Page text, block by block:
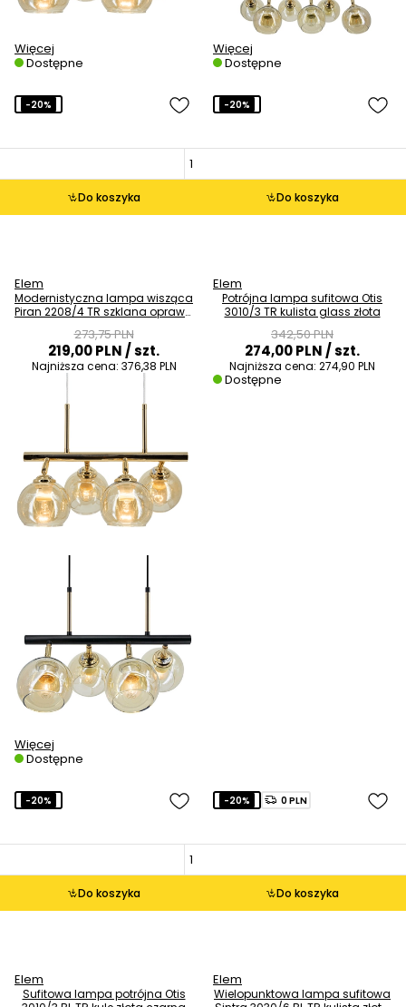
Więcej
Dostępne
Więcej
Dostępne
Do koszyka
-20%
Elem
Modernistyczna lampa wisząca
Piran 2208/4 TR szklana oprawa
273,75 PLN
219,00 PLN/ szt.
Najniższa cena: 376,38 PLN
Więcej
Dostępne
Do koszyka
-20%
Elem
Potrójna lampa sufitowa Otis
3010/3 TR kulista glass złota
342,50 PLN
274,00 PLN/ szt.
Najniższa cena: 274,90 PLN
Dostępne
Do koszyka
-20%
Elem
Sufitowa lampa potrójna Otis
Do koszyka
-20% 0 PLN
Elem
Wielopunktowa lampa sufitowa